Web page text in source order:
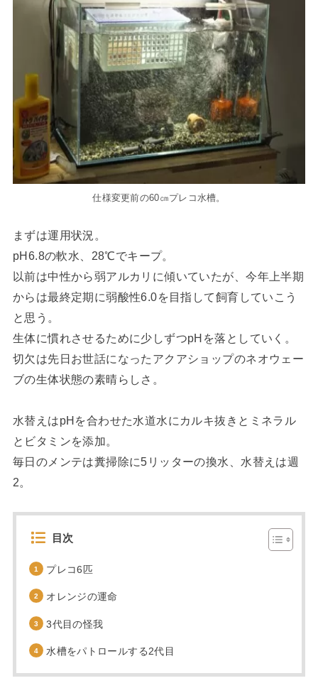
仕様変更前の60㎝プレコ水槽。
まずは運用状況。
pH6.8の軟水、28℃でキープ。
以前は中性から弱アルカリに傾いていたが、今年上半期
からは最終定期に弱酸性6.0を目指して飼育していこう
と思う。
生体に慣れさせるために少しずつpHを落としていく。
切欠は先日お世話になったアクアショップのネオウェー
ブの生体状態の素晴らしさ。
水替えはpHを合わせた水道水にカルキ抜きとミネラル
とビタミンを添加。
毎日のメンテは糞掃除に5リッターの換水、水替えは週
2。
目次
プレコ6匹
オレンジの運命
3代目の怪我
水槽をパトロールする2代目